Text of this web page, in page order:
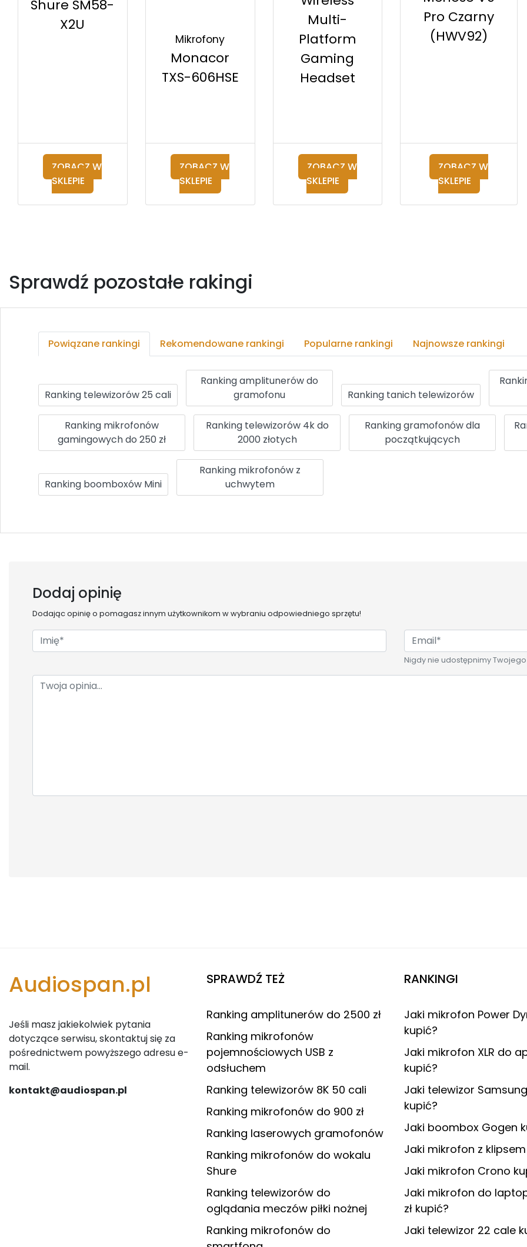
Shure SM58-
X2U
ZOBACZ W
SKLEPIE
Mikrofony
Monacor
TXS-606HSE
ZOBACZ W
SKLEPIE
Multi-
Platform
Gaming
Headset
ZOBACZ W
SKLEPIE
Pro Czarny
(HWV92)
ZOBACZ W
SKLEPIE
Sprawdź pozostałe rakingi
Powiązane rankingi Rekomendowane rankingi Popularne rankingi Najnowsze rankingi
Ranking telewizorów 25 cali
Ranking amplitunerów do
gramofonu
Ranking tanich telewizorów
Ranking mikrofonów
gamingowych do 250 zł
Ranking telewizorów 4k do
2000 złotych
Ranking gramofonów dla
początkujących
Ranking boomboxów Mini
Ranking mikrofonów z
uchwytem
Dodaj opinię
Dodając opinię o pomagasz innym użytkownikom w wybraniu odpowiedniego sprzętu!
Nigdy nie udostępnimy
Audiospan.pl
Jeśli masz jakiekolwiek pytania
dotyczące serwisu, skontaktuj się za
pośrednictwem powyższego adresu e-
mail.
kontakt@audiospan.pl
SPRAWDŹ TEŻ
Ranking amplitunerów do 2500 zł
Ranking mikrofonów
pojemnościowych USB z
odsłuchem
Ranking telewizorów 8K 50 cali
Ranking mikrofonów do 900 zł
Ranking laserowych gramofonów
Ranking mikrofonów do wokalu
Shure
Ranking telewizorów do
oglądania meczów piłki nożnej
Ranking mikrofonów do
RANKINGI
Jaki mikrofon Power
kupić?
Jaki mikrofon XLR do
kupić?
Jaki telewizor Samsung
kupić?
Jaki boombox Gogen
Jaki mikrofon z
Jaki mikrofon Crono
Jaki mikrofon do
zł kupić?
Jaki telewizor 22 cale